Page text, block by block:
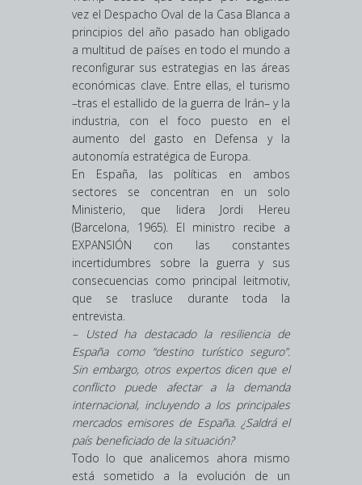
vez el Despacho Oval de la Casa Blanca a
principios del año pasado han obligado
a multitud de países en todo el mundo a
reconfigurar sus estrategias en las áreas
económicas clave. Entre ellas, el turismo
–tras el estallido de la guerra de Irán– y la
industria, con el foco puesto en el
aumento del gasto en Defensa y la
autonomía estratégica de Europa.
En España, las políticas en ambos
sectores se concentran en un solo
Ministerio, que lidera Jordi Hereu
(Barcelona, 1965). El ministro recibe a
EXPANSIÓN con las constantes
incertidumbres sobre la guerra y sus
consecuencias como principal leitmotiv,
que se trasluce durante toda la
entrevista.
– Usted ha destacado la resiliencia de
España como “destino turístico seguro”.
Sin embargo, otros expertos dicen que el
conflicto puede afectar a la demanda
internacional, incluyendo a los principales
mercados emisores de España. ¿Saldrá el
país beneficiado de la situación?
Todo lo que analicemos ahora mismo
está sometido a la evolución de un